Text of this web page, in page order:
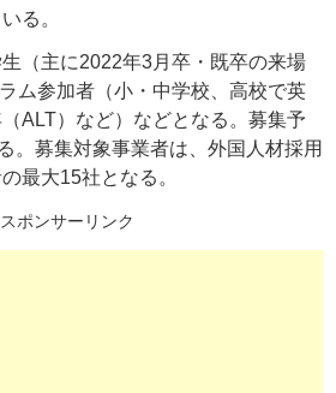
る。
（主に2022年3月卒・既卒の来場
ム参加者（小・中学校、高校で英
ALT）など）などとなる。募集予
。募集対象事業者は、外国人材採用
最大15社となる。
スポンサーリンク